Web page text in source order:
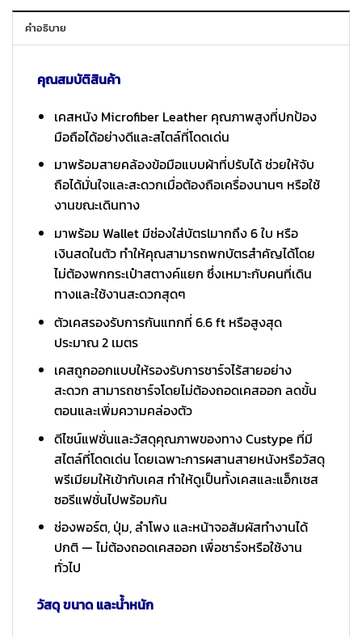
คำอธิบาย
คุณสมบัติสินค้า
เคสหนัง Microfiber Leather คุณภาพสูงที่ปกป้อง
มือถือได้อย่างดีและสไตล์ที่โดดเด่น
มาพร้อมสายคล้องข้อมือแบบผ้าที่ปรับได้ ช่วยให้จับ
ถือได้มั่นใจและสะดวกเมื่อต้องถือเครื่องนานๆ หรือใช้
งานขณะเดินทาง
มาพร้อม Wallet มีช่องใส่บัตรlมากถึง 6 ใบ หรือ
เงินสดในตัว ทำให้คุณสามารถพกบัตรสำคัญได้โดย
ไม่ต้องพกกระเป๋าสตางค์แยก ซึ่งเหมาะกับคนที่เดิน
ทางและใช้งานสะดวกสุดๆ
ตัวเคสรองรับการกันแทกที่ 6.6 ft หรือสูงสุด
ประมาณ 2 เมตร
เคสถูกออกแบบให้รองรับการชาร์จไร้สายอย่าง
สะดวก สามารถชาร์จโดยไม่ต้องถอดเคสออก ลดขั้น
ตอนและเพิ่มความคล่องตัว
ดีไซน์แฟชั่นและวัสดุคุณภาพของทาง Custype ที่มี
สไตล์ที่โดดเด่น โดยเฉพาะการผสานสายหนังหรือวัสดุ
พรีเมียมให้เข้ากับเคส ทำให้ดูเป็นทั้งเคสและแอ็กเซส
ซอรีแฟชั่นไปพร้อมกัน
ช่องพอร์ต, ปุ่ม, ลำโพง และหน้าจอสัมผัสทำงานได้
ปกติ — ไม่ต้องถอดเคสออก เพื่อชาร์จหรือใช้งาน
ทั่วไป
วัสดุ ขนาด และน้ำหนัก